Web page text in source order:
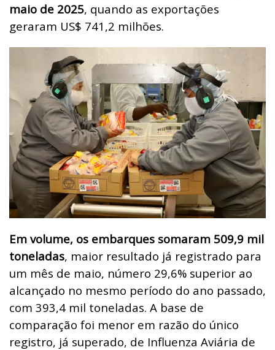
maio de 2025, quando as exportações
geraram US$ 741,2 milhões.
Em volume, os embarques somaram 509,9 mil
toneladas, maior resultado já registrado para
um mês de maio, número 29,6% superior ao
alcançado no mesmo período do ano passado,
com 393,4 mil toneladas. A base de
comparação foi menor em razão do único
registro, já superado, de Influenza Aviária de